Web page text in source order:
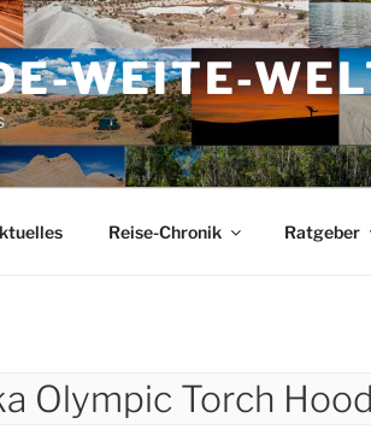
WEITE-
Reise-Chronik Ratgeber
Olympic Torch